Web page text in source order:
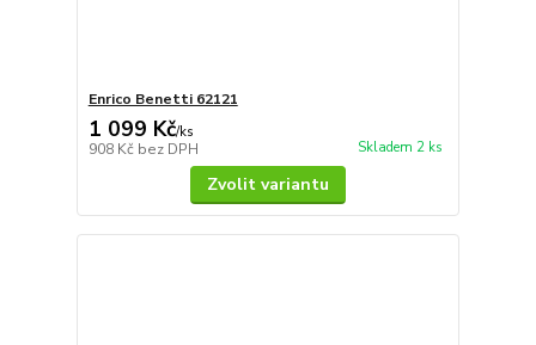
Enrico Benetti 62121
1 099 Kč/ks
908 Kč bez DPH Skladem 2 ks
Zvolit variantu